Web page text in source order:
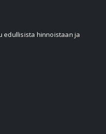
edullisista hinnoistaan ja